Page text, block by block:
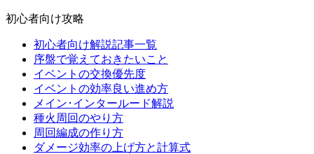
初心者向け攻略
初心者向け解説記事一覧
序盤で覚えておきたいこと
イベントの交換優先度
イベントの効率良い進め方
メイン･インタールード解説
種火周回のやり方
周回編成の作り方
ダメージ効率の上げ方と計算式